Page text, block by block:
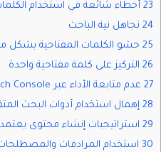
23 أخطاء شائعة في استخدام الكلمات المفتاحية
24 تجاهل نية الباحث
25 حشو الكلمات المفتاحية بشكل مفرط
26 التركيز على كلمة مفتاحية واحدة
27 عدم متابعة الأداء عبر Google Search Console
28 إهمال استخدام أدوات البحث المتقدمة
29 استراتيجيات إنشاء محتوى يعتمد على الكلمات المفتاحية
30 استخدام المرادفات والمصطلحات ذات الصلة